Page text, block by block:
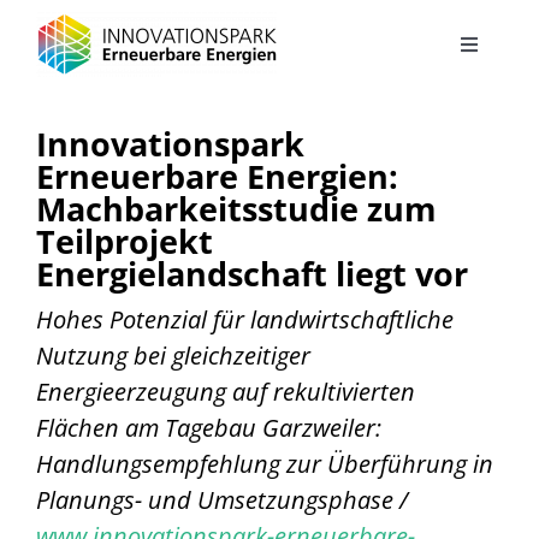
Zum
Inhalt
Toggle
Solarautobahn
Energielandschaft
Green Energy Hub – Autohof der Zukunft
Energiekonzept Stadtteilentwicklung Jüchen Süd
Energiesystem Industriegebiet Elsbachtal
Innovationspark
Erneuerbare Energien:
Machbarkeitsstudie zum
Teilprojekt
Energielandschaft liegt vor
Hohes Potenzial für landwirtschaftliche
Nutzung bei gleichzeitiger
Energieerzeugung auf rekultivierten
Flächen am Tagebau Garzweiler:
Handlungsempfehlung zur Überführung in
Planungs- und Umsetzungsphase /